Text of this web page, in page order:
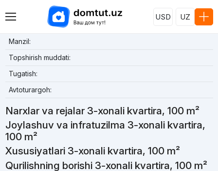
USD UZ
Manzil:
Topshirish muddati:
Tugatish:
Avtoturargoh:
Narxlar va rejalar 3-xonali kvartira, 100 m²
Joylashuv va infratuzilma 3-xonali kvartira,
100 m²
Xususiyatlari 3-xonali kvartira, 100 m²
Qurilishning borishi 3-xonali kvartira, 100 m²